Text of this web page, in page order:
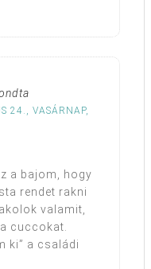
24., VASÁRNAP,
a bajom, hogy
rendet rakni
valamit,
cuccokat.
ki” a családi